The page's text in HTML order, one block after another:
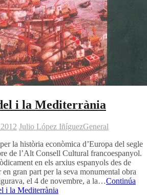
i la Mediterrània
Julio López IñíguezGeneral
la història econòmica d’Europa del segle
de l’Alt Consell Cultural francoespanyol.
en els arxius espanyols des de
en gran part per la seva monumental obra
el 4 de novembre, a la…Continúa
i la Mediterrània